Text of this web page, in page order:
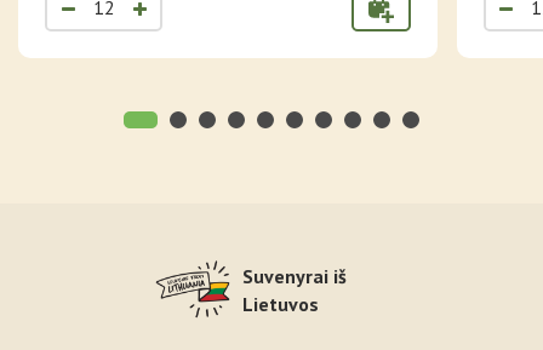
Suvenyrai iš
Lietuvos